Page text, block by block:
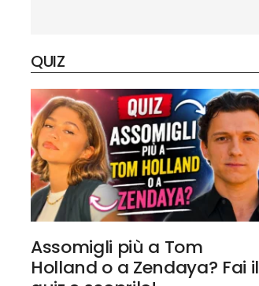
QUIZ
Assomigli più a Tom
Holland o a Zendaya? Fai il